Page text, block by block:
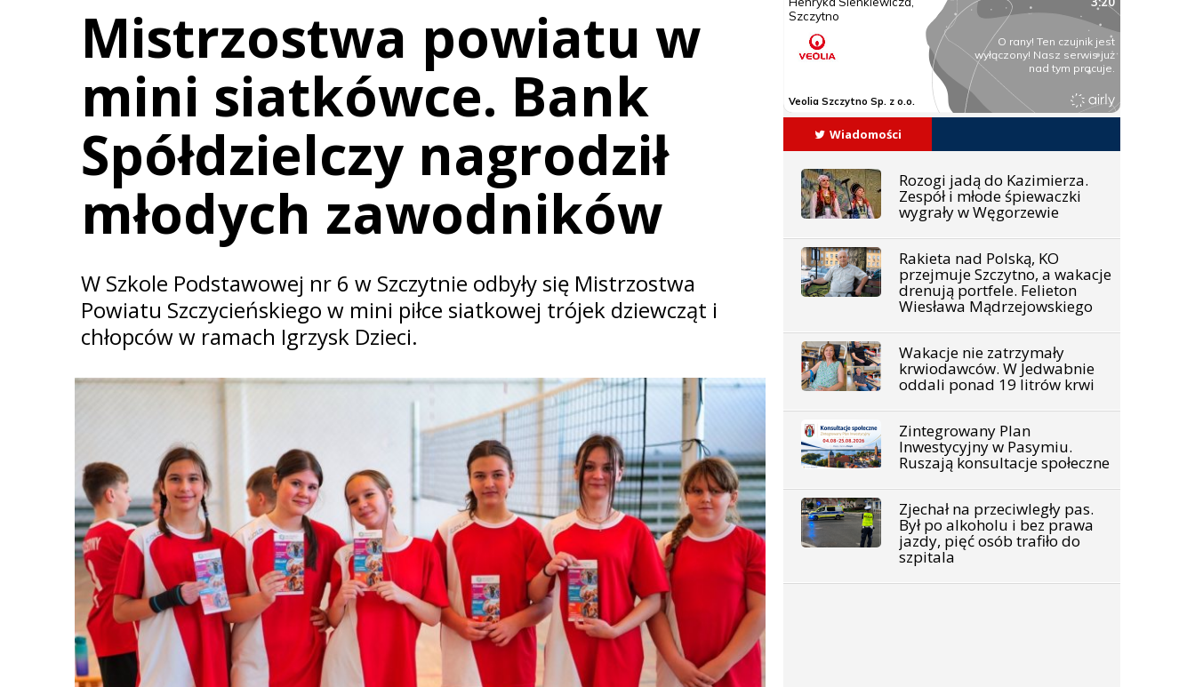
Mistrzostwa powiatu w
mini siatkówce. Bank
Spółdzielczy nagrodził
młodych zawodników
W Szkole Podstawowej nr 6 w Szczytnie odbyły się Mistrzostwa
Powiatu Szczycieńskiego w mini piłce siatkowej trójek dziewcząt i
chłopców w ramach Igrzysk Dzieci.
Wiadomości
Rozogi jadą do Kazimierza.
Zespół i młode śpiewaczki
wygrały w Węgorzewie
Rakieta nad Polską, KO
przejmuje Szczytno, a wakacje
drenują portfele. Felieton
Wiesława Mądrzejowskiego
Wakacje nie zatrzymały
krwiodawców. W Jedwabnie
oddali ponad 19 litrów krwi
Zintegrowany Plan
Inwestycyjny w Pasymiu.
Ruszają konsultacje społeczne
Zjechał na przeciwległy pas.
Był po alkoholu i bez prawa
jazdy, pięć osób trafiło do
szpitala